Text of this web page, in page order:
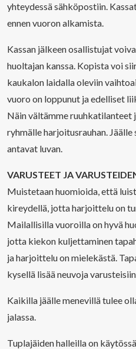
yhteydessä sähköpostiin.
ennen vuoron alkamista.
Kassan jälkeen osallistujat
huoltajan kanssa. Kopista voi
kaukalon laidalla oleviin
vuoro on loppunut ja edelliset
Näin vältämme ruuhkatilanteet
ryhmälle harjoitusrauhan. Jäälle
antavat luvan.
VARUSTEET JA
Muistetaan huomioida, että
kireydellä, jotta harjoittelu on
Mailallisilla vuoroilla on hyvä
jotta kiekon kuljettaminen
ja harjoittelu on mielekästä.
kysellä lisää neuvoja
Kaikilla jäälle menevillä tulee
jalassa.
Tuplajäiden halleilla on